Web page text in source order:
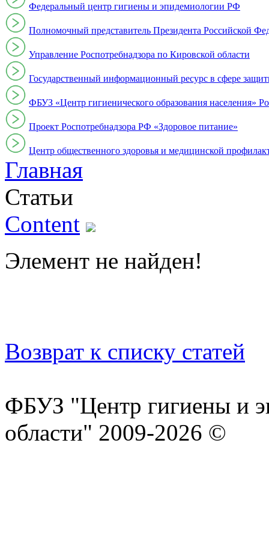
Федеральный центр гигиены и эпидемиологии РФ
Полномочный представитель Президента Российской
Управление Роспотребнадзора по Кировской области
Государственный информационный ресурс в сфере
ФБУЗ «Центр гигиенического образования населения»
Проект Роспотребнадзора РФ «Здоровое питание»
Центр общественного здоровья и медицинской
Главная
Статьи
Content
Элемент не найден!
Возврат к списку статей
ФБУЗ "Центр гигиены и
области" 2009-2026 ©